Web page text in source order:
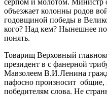
объезжает колонны родов
годовщиной победы в
кого? Над кем? Нынешнее
понять.
Товарищ Верховный
президент в с фанерной
Мавзолеем В.И.Ленина
пафосно произносит общие,
победителям слова. Не